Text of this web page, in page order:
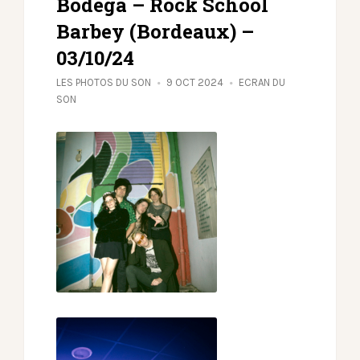
Barbey (Bordeaux) –
03/10/24
LES PHOTOS DU SON 9 OCT 2024
ECRAN DU
SON